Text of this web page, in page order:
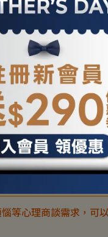
閱方案從何時開始生效
方案 就不能使用
於對話說明
進行大學程度的專
等心理商談需求，可